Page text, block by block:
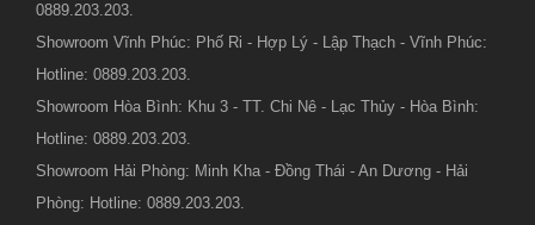
0889.203.203.
Showroom Vĩnh Phúc: Phố Ri - Hợp Lý - Lập Thạch - Vĩnh Phúc:
Hotline: 0889.203.203.
Showroom Hòa Bình: Khu 3 - TT. Chi Nê - Lạc Thủy - Hòa Bình:
Hotline: 0889.203.203.
Showroom Hải Phòng: Minh Kha - Đồng Thái - An Dương - Hải
Phòng: Hotline: 0889.203.203.